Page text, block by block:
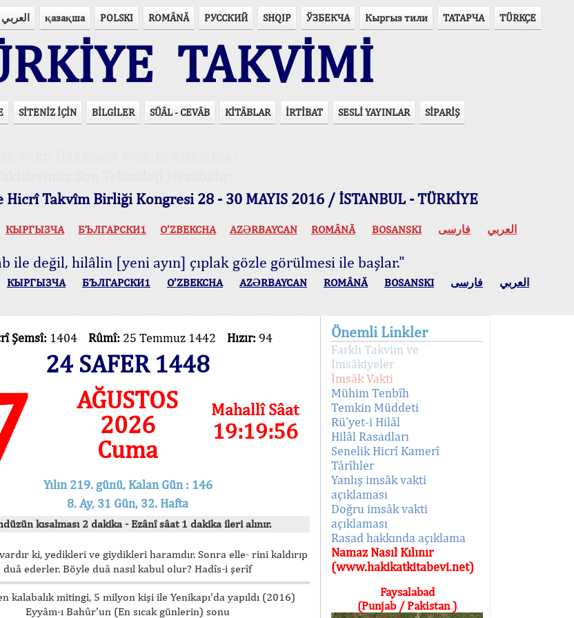
العربي қазақша POLSKI ROMÂNĂ РУССКИЙ SHQIP ЎЗБЕКЧА Кыргыз тили ТАТАРЧА TÜRKÇE
TAKVİMİ
SİTENİZ İÇİN BİLGİLER SÜÂL - CEVÂB KİTÂBLAR İRTİBAT SESLİ YAYINLAR SİPARİŞ
Hicrî Takvîm Birliği Kongresi 28 - 30 MAYIS 2016 / İSTANBUL - TÜRKİYE
КЫPГЫЗЧA БЪЛГАРСКИ1 O’ZBEKCHA AZӘRBAYCAN ROMÂNĂ BOSANSKI العربي فارسی
ile değil, hilâlin [yeni ayın] çıplak gözle görülmesi ile başlar."
КЫPГЫЗЧA БЪЛГАРСКИ1 O’ZBEKCHA AZӘRBAYCAN ROMÂNĂ BOSANSKI العربي فارسی
Şemsî: 1404 Rûmî: 25 Temmuz 1442 Hızır: 94
24 SAFER 1448
AĞUSTOS
2026
Cuma
Mahallî Sâat
19:19:56
Yılın 219. günü, Kalan Gün : 146
8. Ay, 31 Gün, 32. Hafta
kısalması 2 dakika - Ezânî sâat 1 dakika ileri alınır.
ki, yedikleri ve giydikleri haramdır. Sonra elle- rini kaldırıp
duâ ederler. Böyle duâ nasıl kabul olur? Hadîs-i şerîf
kalabalık mitingi, 5 milyon kişi ile Yenikapı’da yapıldı (2016)
Eyyâm-ı Bahûr’un (En sıcak günlerin) sonu
Önemli Linkler
Farklı Takvim ve
İmsâkiyeler
İmsâk Vakti
Mühim Tenbîh
Temkin Müddeti
Rü'yet-i Hilâl
Hilâl Rasadları
Senelik Hicrî Kamerî
Târîhler
Yanlış imsâk vakti
açıklaması
Doğru imsâk vakti
açıklaması
Rasad hakkında açıklama
Namaz Nasıl Kılınır
(www.hakikatkitabevi.net)
Faysalabad
(Punjab / Pakistan )